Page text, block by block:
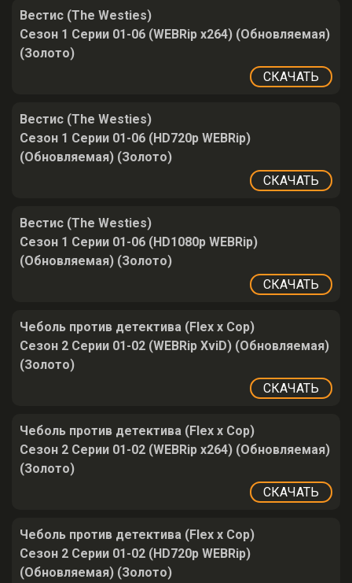
Вестис (The Westies)
Сезон 1 Серии 01-06 (WEBRip x264) (Обновляемая)
(Золото)
СКАЧАТЬ
Вестис (The Westies)
Сезон 1 Серии 01-06 (HD720p WEBRip)
(Обновляемая) (Золото)
СКАЧАТЬ
Вестис (The Westies)
Сезон 1 Серии 01-06 (HD1080p WEBRip)
(Обновляемая) (Золото)
СКАЧАТЬ
Чеболь против детектива (Flex x Cop)
Сезон 2 Серии 01-02 (WEBRip XviD) (Обновляемая)
(Золото)
СКАЧАТЬ
Чеболь против детектива (Flex x Cop)
Сезон 2 Серии 01-02 (WEBRip x264) (Обновляемая)
(Золото)
СКАЧАТЬ
Чеболь против детектива (Flex x Cop)
Сезон 2 Серии 01-02 (HD720p WEBRip)
(Обновляемая) (Золото)